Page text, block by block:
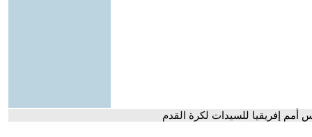
أمم إفريقيا للسيدات لكرة القدم